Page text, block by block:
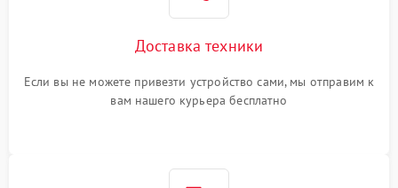
Доставка техники
Если вы не можете привезти устройство сами, мы отправим к
вам нашего курьера бесплатно